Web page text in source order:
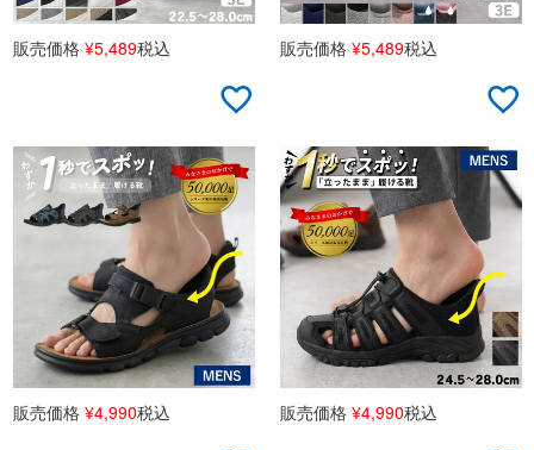
販売価格 ¥5,489税込 販売価格 ¥5,489税込
販売価格 ¥4,990税込 販売価格 ¥4,990税込